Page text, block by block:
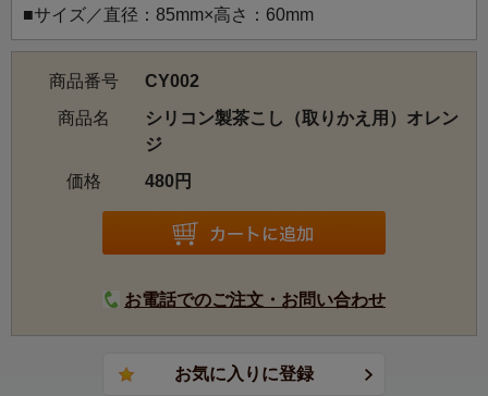
■サイズ／直径：85mm×高さ：60mm
商品番号
CY002
商品名
シリコン製茶こし（取りかえ用）オレン
ジ
価格
480円
お電話でのご注文・お問い合わせ